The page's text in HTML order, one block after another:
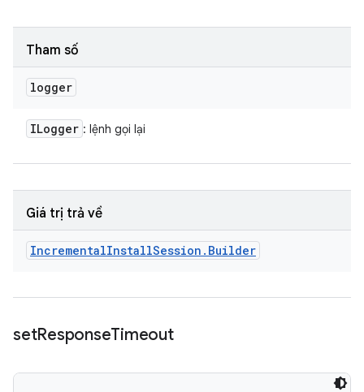
Tham số
logger
ILogger : lệnh gọi lại
Giá trị trả về
IncrementalInstallSession . Builder
setResponseTimeout